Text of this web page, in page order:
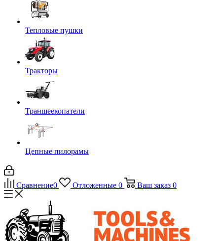
Тепловые пушки
Тракторы
Траншеекопатели
Цепные пилорамы
Сравнение0 Отложенные 0 Ваш заказ 0